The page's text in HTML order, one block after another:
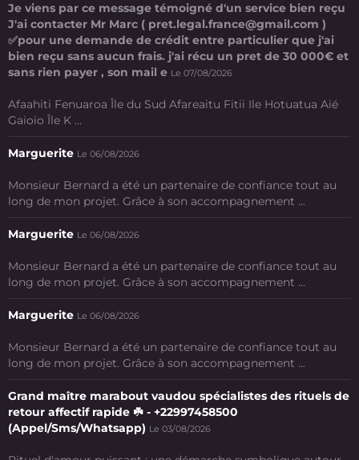
Je viens par ce message témoigné d'un service bien reçu
J'ai contacter Mr Marc ( pret.legal.france@gmail.com )
✅pour une demande de crédit entre particulier que j'ai
bien reçu sans aucun frais. j'ai récu un pret de 30 000€ et
sans rien payer , son mail e Le 07/08/2026
Afaahiti Fenuaroa Île du Sud Afareaitu Fitii Ile Hotuatua Aié
Gaioio Île K ...
Marguerite Le 06/08/2026
Monsieur Bernard a été un partenaire de confiance tout au
long de mon projet. Grâce à son accompagnement ...
Marguerite Le 06/08/2026
Monsieur Bernard a été un partenaire de confiance tout au
long de mon projet. Grâce à son accompagnement ...
Marguerite Le 06/08/2026
Monsieur Bernard a été un partenaire de confiance tout au
long de mon projet. Grâce à son accompagnement ...
Grand maître marabout vaudou spécialistes des rituels de
retour affectif rapide ☘️ - +22997458500
(Appel/Sms/Whatsapp) Le 03/08/2026